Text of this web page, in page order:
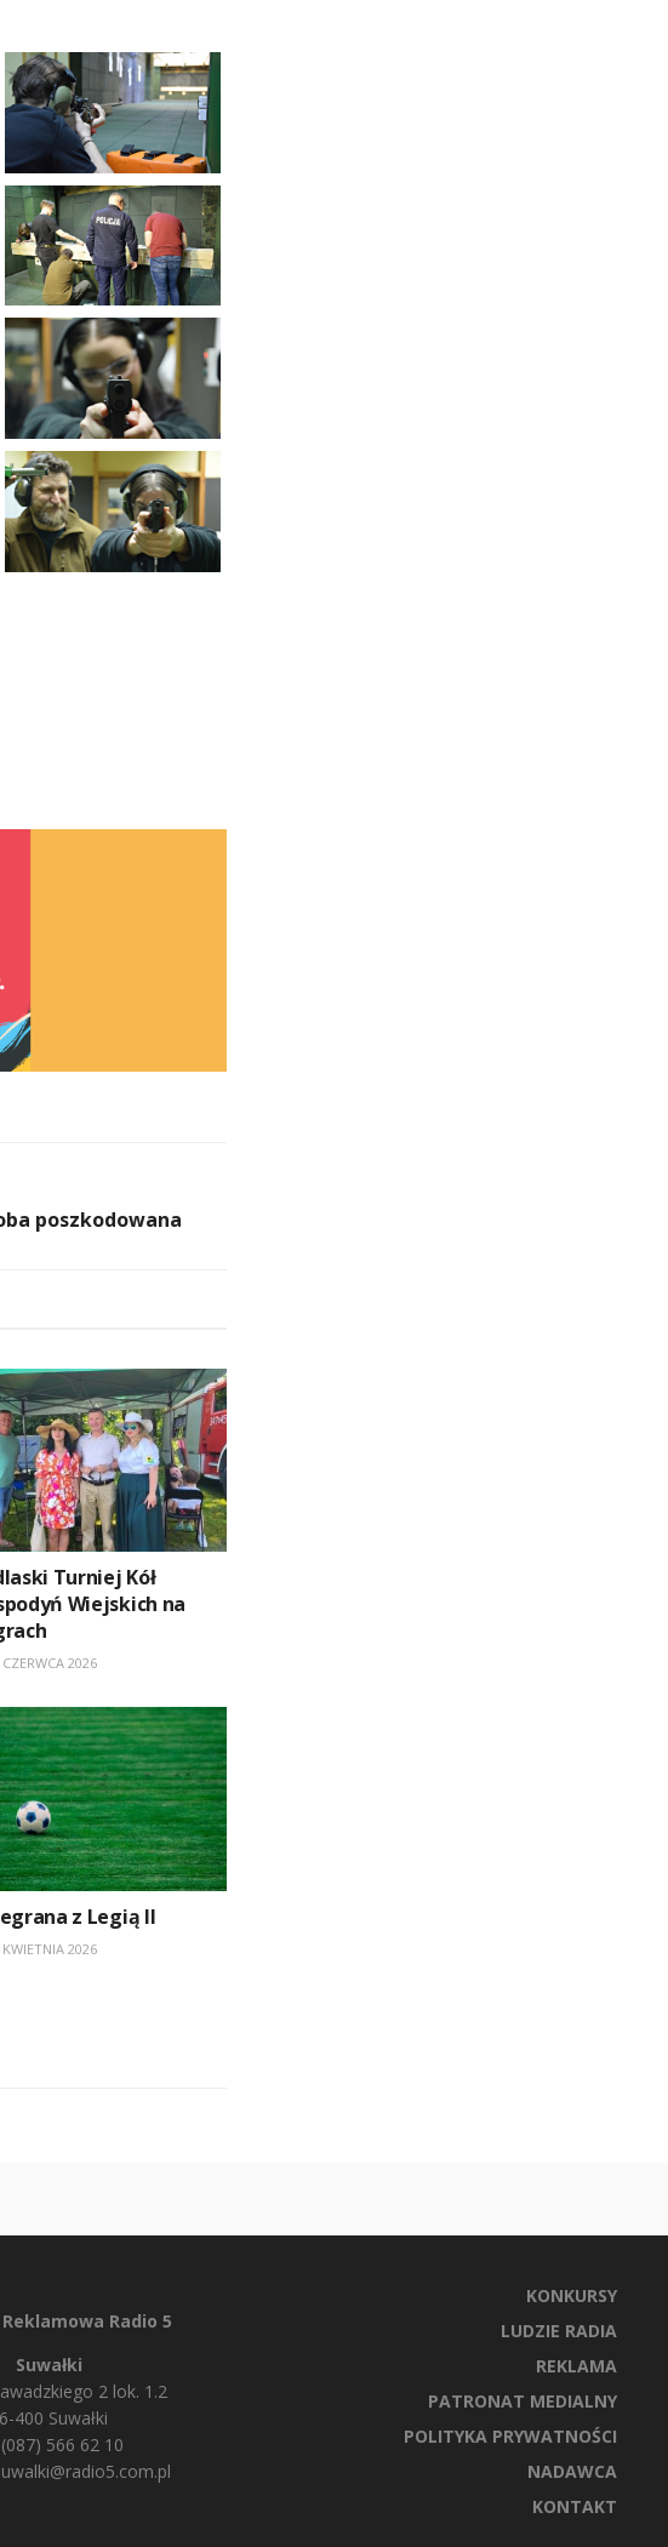
poszkodowana
Turniej Kół
Wiejskich na
2026
z Legią II
2026
Radio 5
Suwałki
2 lok. 1.2
400 Suwałki
566 62 10
KONKURSY
LUDZIE RADIA
REKLAMA
PATRONAT MEDIALNY
POLITYKA PRYWATNOŚCI
NADAWCA
KONTAKT